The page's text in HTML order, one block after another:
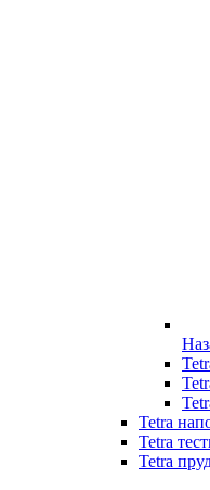
Tetra
Tetra
Tetra